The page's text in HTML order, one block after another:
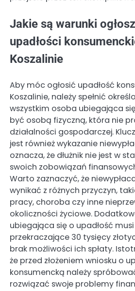
Jakie są warunki
upadłości
Koszalinie
Aby móc ogłosić upadłość
Koszalinie, należy spełnić
wszystkim osoba ubiegająca
być osobą fizyczną, która nie
działalności gospodarczej.
jest również wykazanie
oznacza, że dłużnik nie jest w
swoich zobowiązań
Warto zaznaczyć, że
wynikać z różnych przyczyn,
pracy, choroba czy inne
okoliczności życiowe.
ubiegająca się o upadłość
przekraczające 30 tysięcy
brak możliwości ich spłaty.
że przed złożeniem wniosku o
konsumencką należy
rozwiązać swoje problemy